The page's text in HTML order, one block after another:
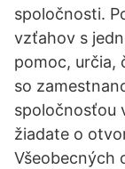
spoločnosti.
vzťahov s
pomoc, určia,
so
spoločnosťou
žiadate o
Všeobecných